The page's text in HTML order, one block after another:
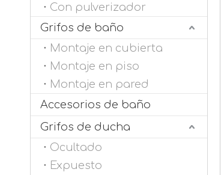
Con pulverizador
Grifos de baño
Montaje en cubierta
Montaje en piso
Montaje en pared
Accesorios de baño
Grifos de ducha
Ocultado
Expuesto